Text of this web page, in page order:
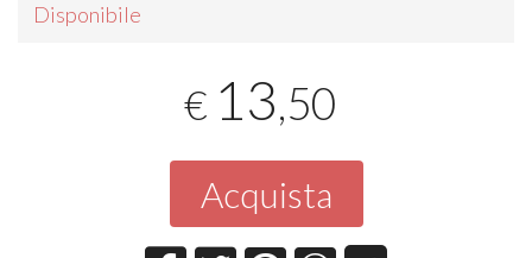
Disponibile
€ 13,50
Acquista